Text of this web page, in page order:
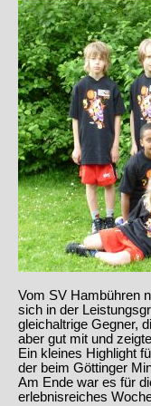
Vom SV Hambühren
sich in der
gleichaltrige Gegner,
aber gut mit und
Ein kleines Highlight
der beim Göttinger
Am Ende war es für
erlebnisreiches